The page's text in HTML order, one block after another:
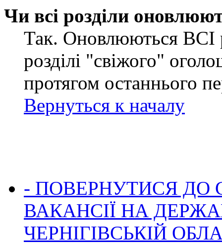
Чи всі розділи
Так. Оновлюються ВСІ
розділі "свіжого"
протягом останнього
Вернуться к началу
- ПОВЕРНУТИСЯ ДО
ВАКАНСІЇ НА
ЧЕРНІГІВСЬКІЙ